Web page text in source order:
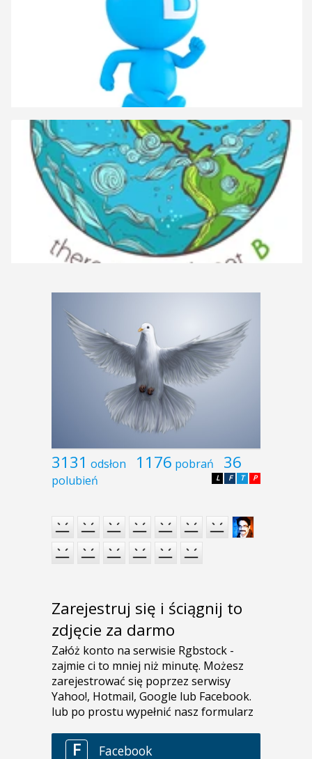
3131 odsłon 1176 pobrań 36
polubień P
T
F
L
Zarejestruj się i ściągnij to
zdjęcie za darmo